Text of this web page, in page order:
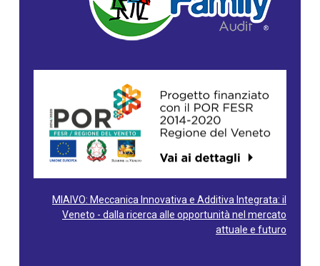
MIAIVO: Meccanica Innovativa e Additiva Integrata: il
Veneto - dalla ricerca alle opportunità nel mercato
attuale e futuro